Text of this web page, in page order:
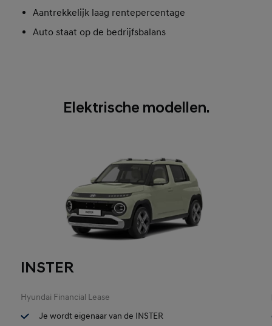
Aantrekkelijk laag rentepercentage
Auto staat op de bedrijfsbalans
Elektrische modellen.
INSTER
Hyundai Financial Lease
Je wordt eigenaar van de INSTER